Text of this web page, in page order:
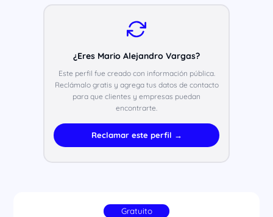
¿Eres Mario Alejandro Vargas?
Este perfil fue creado con información pública.
Reclámalo gratis y agrega tus datos de contacto
para que clientes y empresas puedan
encontrarte.
Reclamar este perfil →
Gratuito